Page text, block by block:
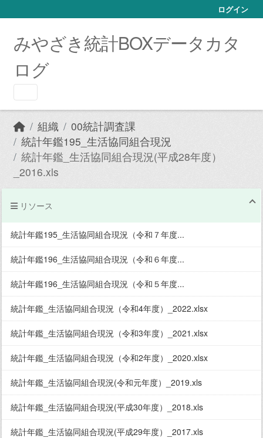
ログイン
みやざき統計BOXデータカタ
ログ
組織
00統計調査課
統計年鑑195_生活協同組合現況
統計年鑑_生活協同組合現況(平成28年度）
_2016.xls
リソース
統計年鑑195_生活協同組合現況（令和７年度...
統計年鑑196_生活協同組合現況（令和６年度...
統計年鑑196_生活協同組合現況（令和５年度...
統計年鑑_生活協同組合現況（令和4年度）_2022.xlsx
統計年鑑_生活協同組合現況（令和3年度）_2021.xlsx
統計年鑑_生活協同組合現況（令和2年度）_2020.xlsx
統計年鑑_生活協同組合現況(令和元年度）_2019.xls
統計年鑑_生活協同組合現況(平成30年度）_2018.xls
統計年鑑_生活協同組合現況(平成29年度）_2017.xls